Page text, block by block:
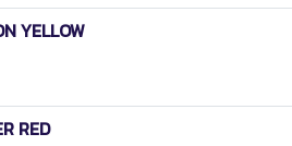
YELLOW
RED